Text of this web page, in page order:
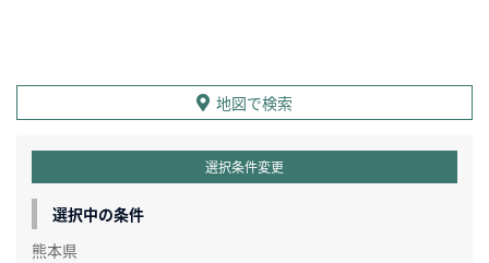
地図で検索
選択条件変更
選択中の条件
熊本県